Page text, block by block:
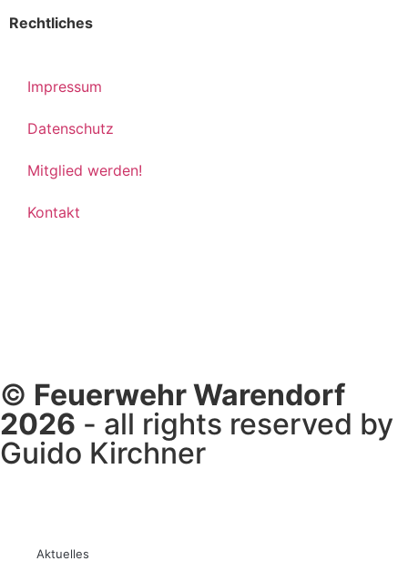
Rechtliches
Impressum
Datenschutz
Mitglied werden!
Kontakt
© Feuerwehr Warendorf
2026 - all rights reserved by
Guido Kirchner
Aktuelles